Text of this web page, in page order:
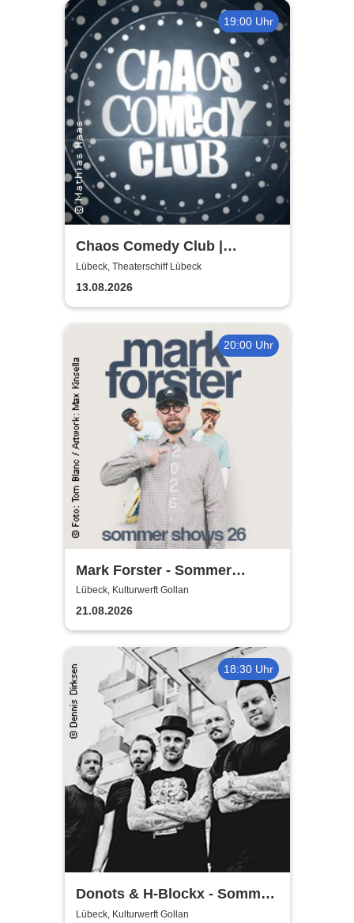
19:00 Uhr
Chaos Comedy Club |
Theaterschiff Lübeck
Lübeck, Theaterschiff Lübeck
13.08.2026
20:00 Uhr
Mark Forster - Sommer
Shows 2026
Lübeck, Kulturwerft Gollan
21.08.2026
18:30 Uhr
Donots & H-Blockx - Sommer
Shows 2026
Lübeck, Kulturwerft Gollan